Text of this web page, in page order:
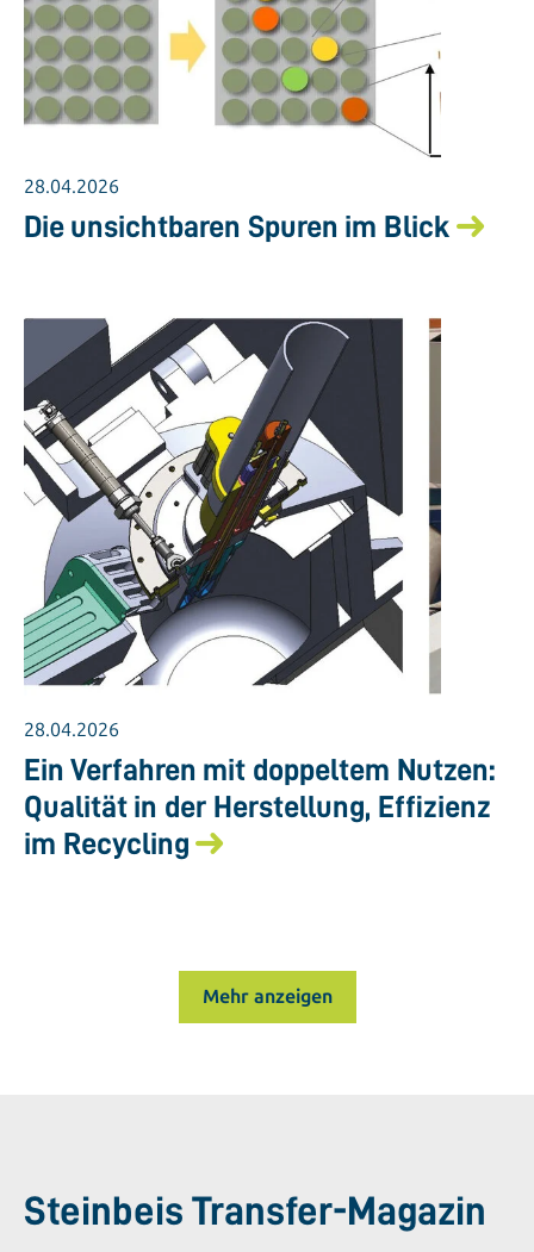
28.04.2026
Die unsichtbaren Spuren im Blick
28.04.2026
Ein Verfahren mit doppeltem Nutzen:
Qualität in der Herstellung, Effizienz
im Recycling
Mehr anzeigen
Steinbeis Transfer-Magazin